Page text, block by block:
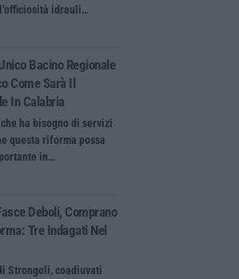
idrauli…
Bacino Regionale
Come Sarà Il
In Calabria
che ha bisogno di servizi
questa riforma possa
in…
Deboli, Comprano
Tre Indagati Nel
Strongoli, coadiuvati